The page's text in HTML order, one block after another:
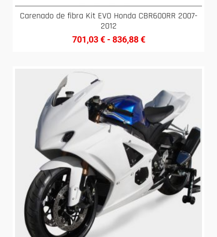
Carenado de fibra Kit EVO Honda CBR600RR 2007-
2012
701,03€ - 836,88€